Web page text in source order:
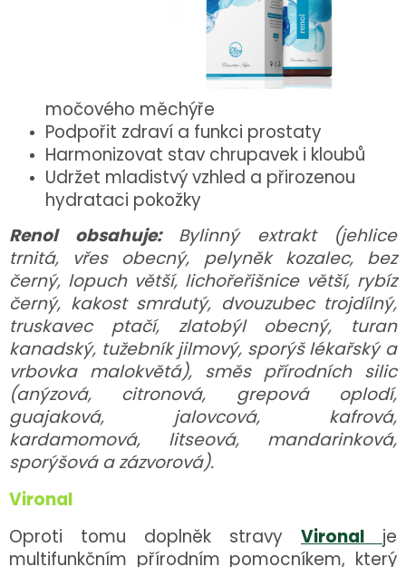
močového měchýře
Podpořit zdraví a funkci prostaty
Harmonizovat stav chrupavek i kloubů
Udržet mladistvý vzhled a přirozenou
hydrataci pokožky
Renol obsahuje:Bylinný extrakt (jehlice
trnitá, vřes obecný, pelyněk kozalec, bez
černý, lopuch větší, lichořeřišnice větší, rybíz
černý, kakost smrdutý, dvouzubec trojdílný,
truskavec ptačí, zlatobýl obecný, turan
kanadský, tužebník jilmový, sporýš lékařský a
vrbovka malokvětá), směs přírodních silic
(anýzová, citronová, grepová oplodí,
guajaková, jalovcová, kafrová,
kardamomová, litseová, mandarinková,
sporýšová a zázvorová).
Vironal
Oproti tomu doplněk stravy Vironal
je
multifunkčním přírodním pomocníkem, který